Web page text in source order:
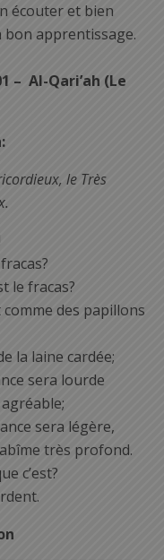
écouter et bien
bon apprentissage.
– Al-Qari’ah (Le
le Très
le fracas?
des papillons
la laine cardée;
sera lourde
sera légère,
très profond.
c’est?